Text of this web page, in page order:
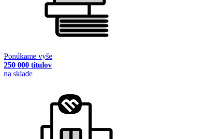
Ponúkame vyše
250 000 titulov
na sklade